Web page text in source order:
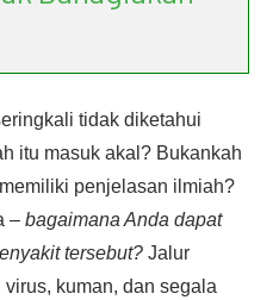
tidak diketahui
itu masuk akal? Bukankah
penjelasan ilmiah?
– bagaimana Anda dapat
tersebut? Jalur
kuman, dan segala